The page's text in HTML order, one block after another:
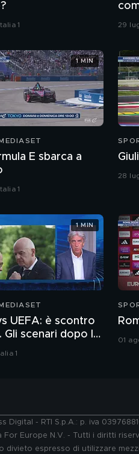
1
se
29
E sbarca a
1
1 MIN
28
UEFA: è scontro
Gli scenari dopo la
di boicottaggio
1
1 MIN
01
Digital - RTI S.p.A.: p. iva
For Europe N.V. - Tutti i diritti
divieto espresso di utilizzare